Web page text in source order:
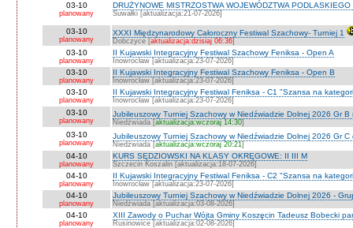
03-10
planowany
DRUŻYNOWE MISTRZOSTWA WOJEWÓDZTWA
Suwałki [aktualizacja:21-07-2026]
03-10
planowany
XXXI Międzynarodowy Całoroczny Festiwal Szachowy- Turniej 1
Dobczyce [aktualizacja:dzisiaj 06:36]
03-10
planowany
II Kujawski Integracyjny Festiwal Szachowy Feniksa - Open A
Inowrocław [aktualizacja:23-07-2026]
03-10
planowany
II Kujawski Integracyjny Festiwal Szachowy Feniksa - Open B
Inowrocław [aktualizacja:23-07-2026]
03-10
planowany
II Kujawski Integracyjny Festiwal Feniksa - C1 "Szansa na
Inowrocław [aktualizacja:23-07-2026]
03-10
planowany
Jubileuszowy Turniej Szachowy w Niedźwiadzie Dolnej 2026 Gr
Niedźwiada [aktualizacja:wczoraj 14:30]
03-10
planowany
Jubileuszowy Turniej Szachowy w Niedźwiadzie Dolnej 2026 Gr
Niedźwiada [aktualizacja:wczoraj 20:21]
04-10
planowany
KURS SĘDZIOWSKI NA KLASY OKRĘGOWE: II III M
Szczecin Koszalin [aktualizacja:18-07-2026]
04-10
planowany
II Kujawski Integracyjny Festiwal Feniksa - C2 "Szansa na
Inowrocław [aktualizacja:23-07-2026]
04-10
planowany
Jubileuszowy Turniej Szachowy w Niedźwiadzie Dolnej 2026 -
Niedżwiada [aktualizacja:03-08-2026]
04-10
planowany
XIII Zawody o Puchar Wójta Gminy Koszęcin Tadeusz Bobecki
Rusinowice [aktualizacja:02-08-2026]